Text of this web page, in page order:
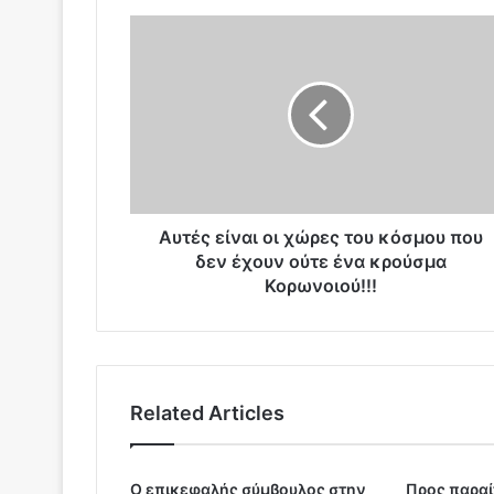
α
ώ
τ
ο
κ
Αυτές είναι οι χώρες του κόσμου που
δεν έχουν ούτε ένα κρούσμα
Koρωνοιού!!!
Related Articles
Ο επικεφαλής σύμβουλος στην Προς